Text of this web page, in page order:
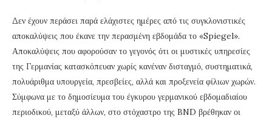
Δεν έχουν περάσει παρά ελάχιστες ημέρες από τις συγκλονιστικές
αποκαλύψεις που έκανε την περασμένη εβδομάδα το «Spiegel».
Αποκαλύψεις που αφορούσαν το γεγονός ότι οι μυστικές υπηρεσίες
της Γερμανίας κατασκόπευαν χωρίς κανέναν δισταγμό, συστηματικά,
πολυάριθμα υπουργεία, πρεσβείες, αλλά και προξενεία φίλιων χωρών.
Σύμφωνα με το δημοσίευμα του έγκυρου γερμανικού εβδομαδιαίου
περιοδικού, μεταξύ άλλων, στο στόχαστρο της BND βρέθηκαν οι